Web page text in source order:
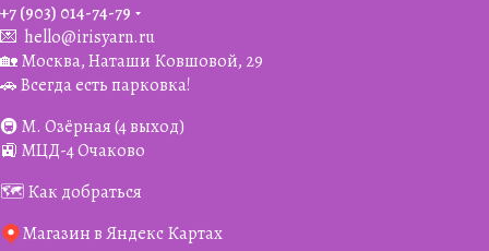
+7 (903) 014-74-79‬
💌 hello@irisyarn.ru
🏡 Москва, Наташи Ковшовой, 29
🚗 Всегда есть парковка!
🚇 М. Озёрная (4 выход)
🚉 МЦД-4 Очаково
🗺️ Как добраться
Магазин в Яндекс Картах